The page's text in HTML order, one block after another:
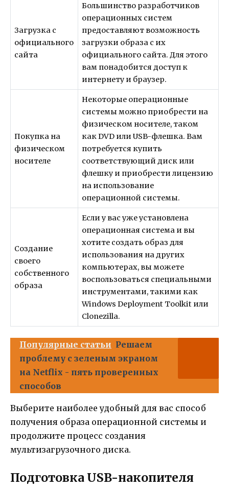
Загрузка с
официального
сайта
Большинство разработчиков
операционных систем
предоставляют возможность
загрузки образа с их
официального сайта. Для этого
вам понадобится доступ к
интернету и браузер.
Покупка на
физическом
носителе
Некоторые операционные
системы можно приобрести на
физическом носителе, таком
как DVD или USB-флешка. Вам
потребуется купить
соответствующий диск или
флешку и приобрести лицензию
на использование
операционной системы.
Создание
своего
собственного
образа
Если у вас уже установлена
операционная система и вы
хотите создать образ для
использования на других
компьютерах, вы можете
воспользоваться специальными
инструментами, такими как
Windows Deployment Toolkit или
Clonezilla.
Популярные статьи Решаем
проблему с зеленым экраном
на Netflix - пять проверенных
способов
Выберите наиболее удобный для вас способ
получения образа операционной системы и
продолжите процесс создания
мультизагрузочного диска.
Подготовка USB-накопителя